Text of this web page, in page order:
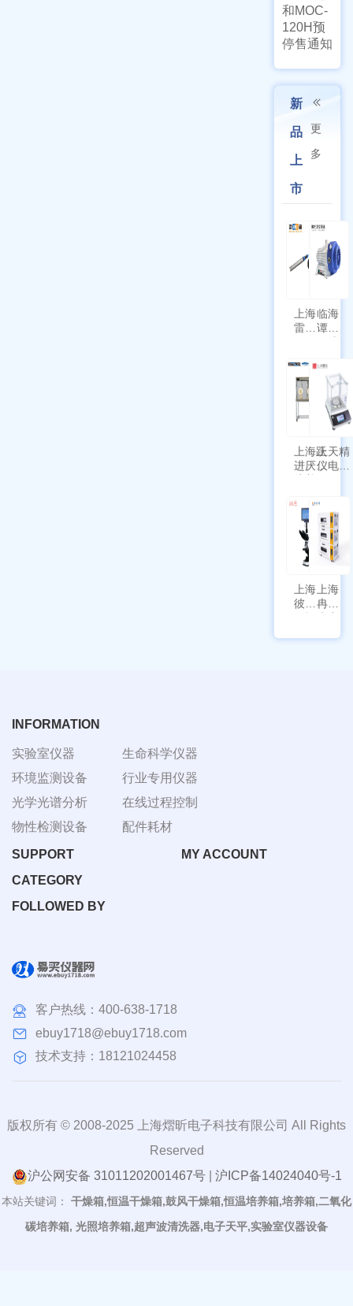
和MOC-
120H预
停售通知
新
品
上
市
更
多
上海
雷磁
符合
新国
标带
功能
临海
谭氏
干式
泵
SPL-
10
上海跃
进厌氧
培养箱
III-T
上天精
仪电子
带审计
追踪功
能
上海
彼爱
姆视
上海
冉绘
大容
INFORMATION
实验室仪器
环境监测设备
光学光谱分析
物性检测设备
生命科学仪器
行业专用仪器
在线过程控制
配件耗材
SUPPORT
MY ACCOUNT
CATEGORY
FOLLOWED BY
客户热线： 400-638-1718
ebuy1718@ebuy1718.com
技术支持：18121024458
版权所有 © 2008-2025 上海熠昕电子科技有限公司 All Rights
Reserved
沪公网安备 31011202001467号| 沪ICP备14024040号-1
本站关键词：
干燥箱,恒温干燥箱,鼓风干燥箱,恒温培养箱,培养箱,二氧化
碳培养箱, 光照培养箱,超声波清洗器,电子天平,实验室仪器设备